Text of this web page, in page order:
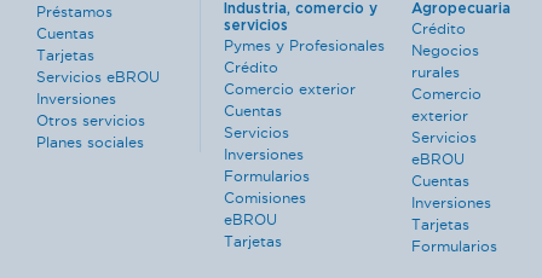
Préstamos
Cuentas
Tarjetas
Servicios eBROU
Inversiones
Otros servicios
Planes sociales
Industria, comercio y
servicios
Pymes y Profesionales
Crédito
Comercio exterior
Cuentas
Servicios
Inversiones
Formularios
Comisiones
eBROU
Tarjetas
Agropecuaria
Crédito
Negocios
rurales
Comercio
exterior
Servicios
eBROU
Cuentas
Inversiones
Tarjetas
Formularios